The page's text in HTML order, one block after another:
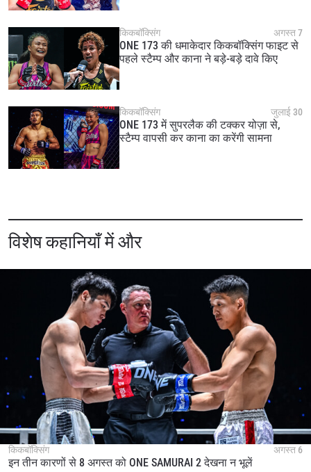
किकबॉक्सिंग अगस्त 7
ONE 173 की धमाकेदार किकबॉक्सिंग फाइट से
पहले स्टैम्प और काना ने बड़े-बड़े दावे किए
किकबॉक्सिंग जुलाई 30
ONE 173 में सुपरलैक की टक्कर योज़ा से,
स्टैम्प वापसी कर काना का करेंगी सामना
विशेष कहानियाँ में और
किकबॉक्सिंग अगस्त 6
इन तीन कारणों से 8 अगस्त को ONE SAMURAI 2 देखना न भूलें